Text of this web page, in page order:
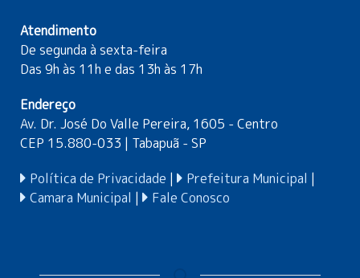
Atendimento
De segunda à sexta-feira
Das 9h às 11h e das 13h às 17h
Endereço
Av. Dr. José Do Valle Pereira, 1605 - Centro
CEP 15.880-033 | Tabapuã - SP
Política de Privacidade | Prefeitura Municipal |
Camara Municipal | Fale Conosco